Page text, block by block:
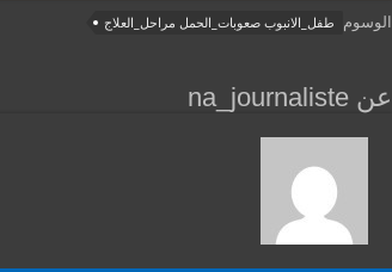
الوسوم طفل_الانبوب صعوبات_الحمل مراحل_العلاج
عن na_journaliste